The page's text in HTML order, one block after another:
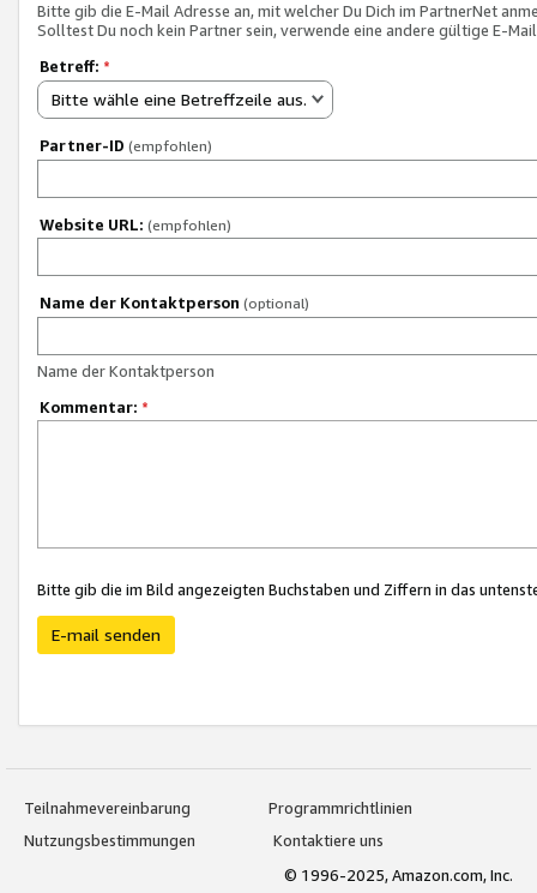
Bitte gib die E-Mail Adresse an, mit welcher Du Dich im PartnerNet
Solltest Du noch kein Partner sein, verwende eine andere gültige E-
Betreff: *
Bitte wähle eine Betreffzeile aus.
Partner-ID (empfohlen)
Website URL: (empfohlen)
Name der Kontaktperson (optional)
Name der Kontaktperson
Kommentar: *
Bitte gib die im Bild angezeigten Buchstaben und Ziffern in das
E-mail senden
Teilnahmevereinbarung
Programmrichtlinien
Nutzungsbestimmungen
Kontaktiere uns
© 1996-2025, Amazon.com, Inc.